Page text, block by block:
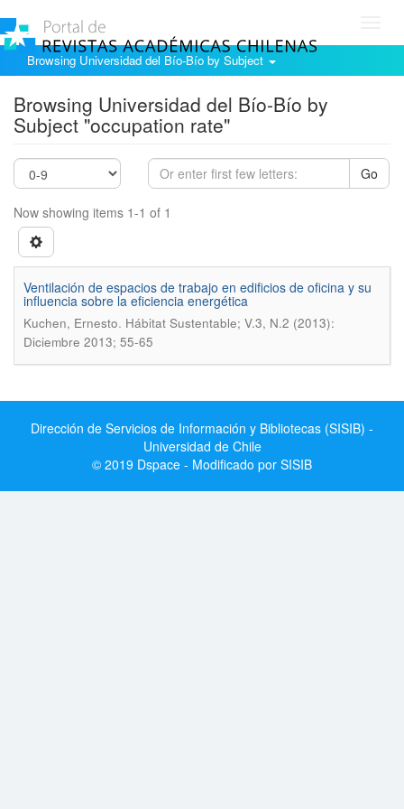
Browsing Universidad del Bío-Bío by Subject
Browsing Universidad del Bío-Bío by
Subject "occupation rate"
Go
Now showing items 1-1 of 1
Ventilación de espacios de trabajo en edificios de oficina y su
influencia sobre la eficiencia energética
Kuchen, Ernesto. Hábitat Sustentable; V.3, N.2 (2013):
Diciembre 2013; 55-65
Dirección de Servicios de Información y Bibliotecas (SISIB) -
Universidad de Chile
© 2019 Dspace - Modificado por SISIB